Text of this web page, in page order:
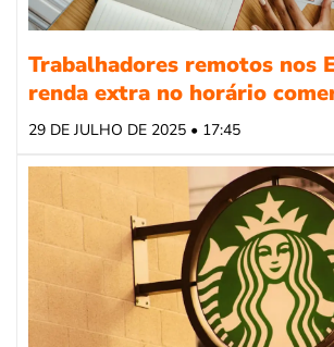
Trabalhadores remotos nos
renda extra no horário
29 DE JULHO DE 2025 • 17:45